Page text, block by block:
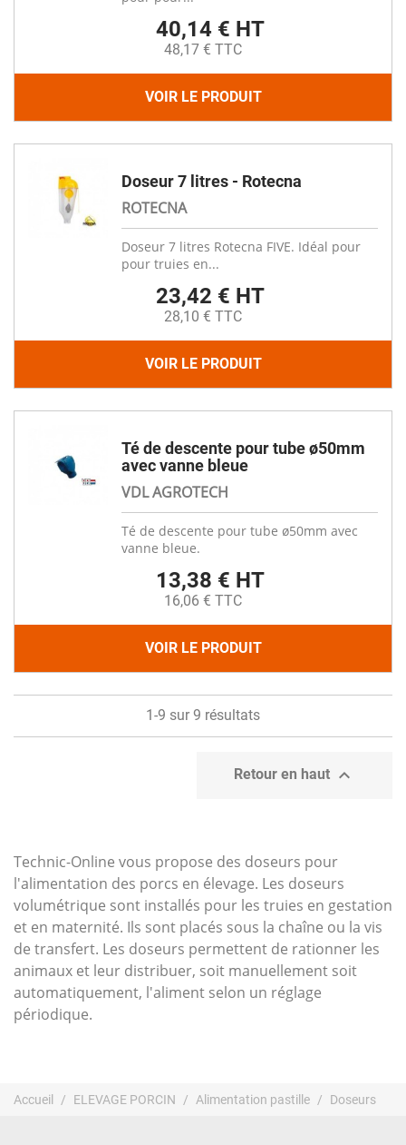
40,14 € HT
48,17 € TTC
VOIR LE PRODUIT
Doseur 7 litres - Rotecna
ROTECNA
Doseur 7 litres Rotecna FIVE. Idéal pour
pour truies en...
23,42 € HT
28,10 € TTC
VOIR LE PRODUIT
Té de descente pour tube ø50mm
avec vanne bleue
VDL AGROTECH
Té de descente pour tube ø50mm avec
vanne bleue.
13,38 € HT
16,06 € TTC
VOIR LE PRODUIT
1-9 sur 9 résultats
Retour en haut 
Technic-Online vous propose des doseurs pour
l'alimentation des porcs en élevage. Les doseurs
volumétrique sont installés pour les truies en gestation
et en maternité. Ils sont placés sous la chaîne ou la vis
de transfert. Les doseurs permettent de rationner les
animaux et leur distribuer, soit manuellement soit
automatiquement, l'aliment selon un réglage
périodique.
Accueil ELEVAGE PORCIN Alimentation pastille Doseurs